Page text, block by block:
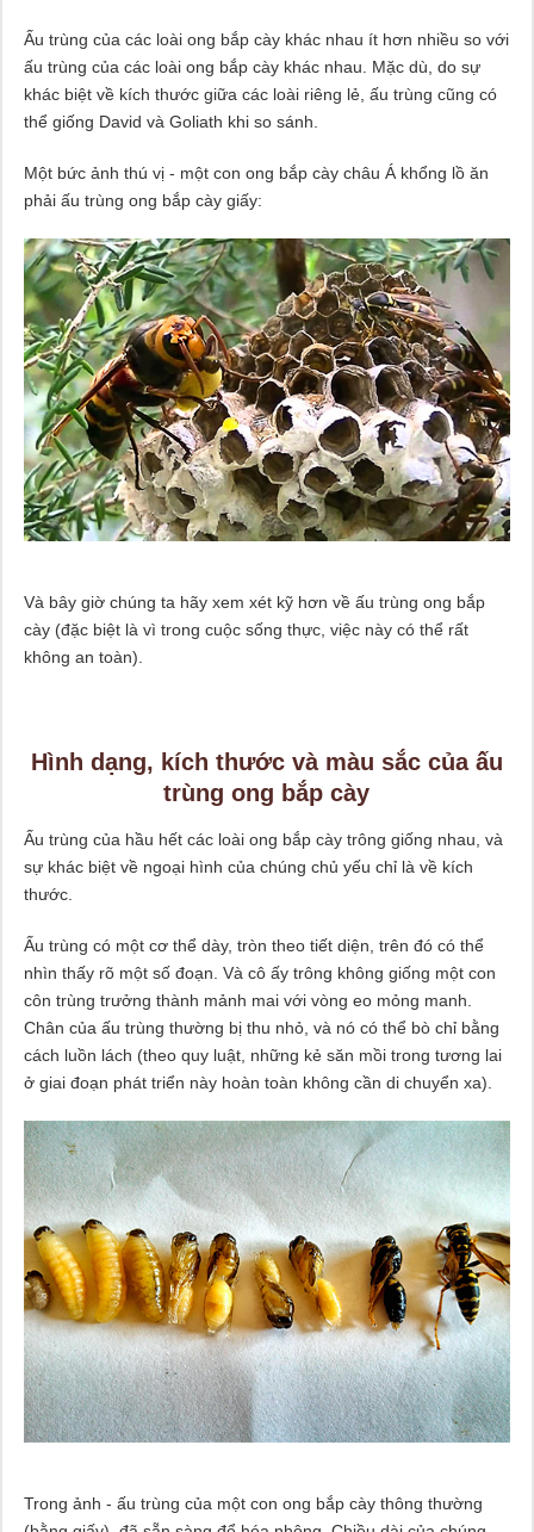
Ấu trùng của các loài ong bắp cày khác nhau ít hơn nhiều so với
ấu trùng của các loài ong bắp cày khác nhau. Mặc dù, do sự
khác biệt về kích thước giữa các loài riêng lẻ, ấu trùng cũng có
thể giống David và Goliath khi so sánh.
Một bức ảnh thú vị - một con ong bắp cày châu Á khổng lồ ăn
phải ấu trùng ong bắp cày giấy:
Và bây giờ chúng ta hãy xem xét kỹ hơn về ấu trùng ong bắp
cày (đặc biệt là vì trong cuộc sống thực, việc này có thể rất
không an toàn).
Hình dạng, kích thước và màu sắc của ấu
trùng ong bắp cày
Ấu trùng của hầu hết các loài ong bắp cày trông giống nhau, và
sự khác biệt về ngoại hình của chúng chủ yếu chỉ là về kích
thước.
Ấu trùng có một cơ thể dày, tròn theo tiết diện, trên đó có thể
nhìn thấy rõ một số đoạn. Và cô ấy trông không giống một con
côn trùng trưởng thành mảnh mai với vòng eo mỏng manh.
Chân của ấu trùng thường bị thu nhỏ, và nó có thể bò chỉ bằng
cách luồn lách (theo quy luật, những kẻ săn mồi trong tương lai
ở giai đoạn phát triển này hoàn toàn không cần di chuyển xa).
Trong ảnh - ấu trùng của một con ong bắp cày thông thường